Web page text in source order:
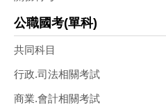
公職國考(單科)
共同科目
行政.司法相關考試
商業.會計相關考試